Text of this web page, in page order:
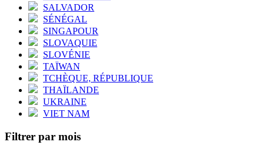
SALVADOR
SÉNÉGAL
SINGAPOUR
SLOVAQUIE
SLOVÉNIE
TAÏWAN
TCHÈQUE, RÉPUBLIQUE
THAÏLANDE
UKRAINE
VIET NAM
Filtrer par mois